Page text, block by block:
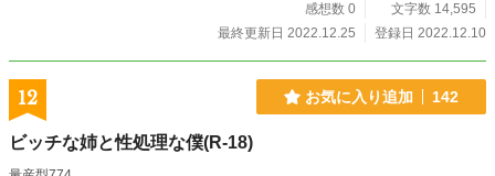
感想数 0
文字数 14,595
最終更新日 2022.12.25
登録日 2022.12.10
12 お気に入り追加 142
ビッチな姉と性処理な僕(R-18)